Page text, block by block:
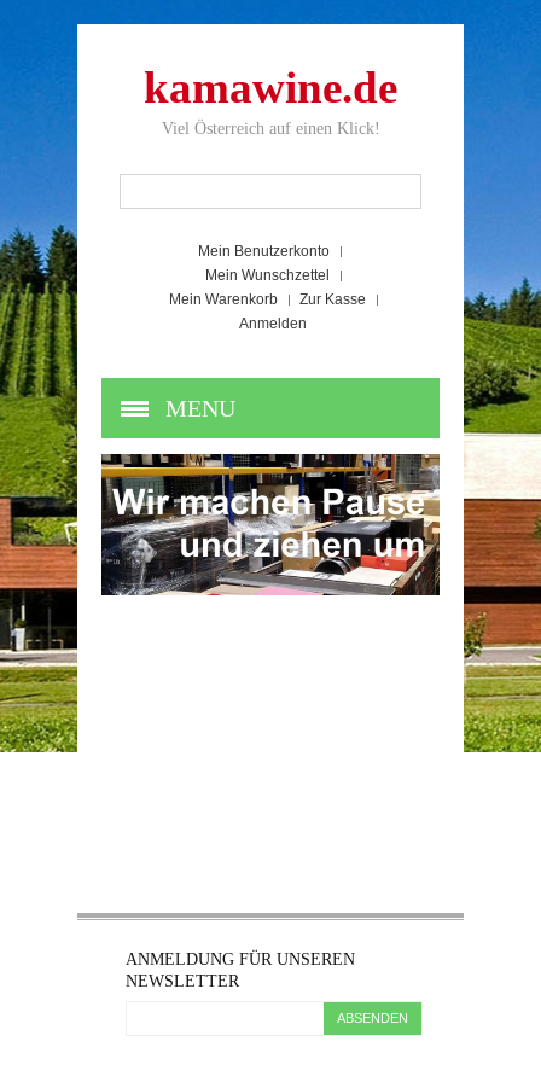
kamawine.de
Viel Österreich auf einen Klick!
Mein Benutzerkonto
Mein Wunschzettel
Mein Warenkorb
Zur Kasse
Anmelden
MENU
ANMELDUNG FÜR UNSEREN
NEWSLETTER
ABSENDEN